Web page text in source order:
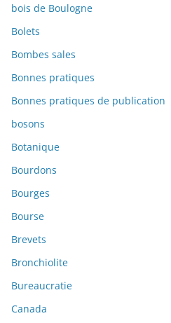
bois de Boulogne
Bolets
Bombes sales
Bonnes pratiques
Bonnes pratiques de publication
bosons
Botanique
Bourdons
Bourges
Bourse
Brevets
Bronchiolite
Bureaucratie
Canada